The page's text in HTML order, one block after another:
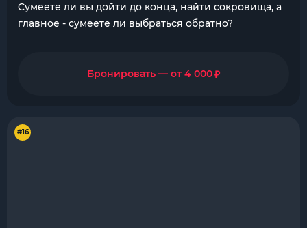
Cумеете ли вы дойти до конца, найти сокровища, а
главное - сумеете ли выбраться обратно?
Бронировать — от 4 000₽
#16